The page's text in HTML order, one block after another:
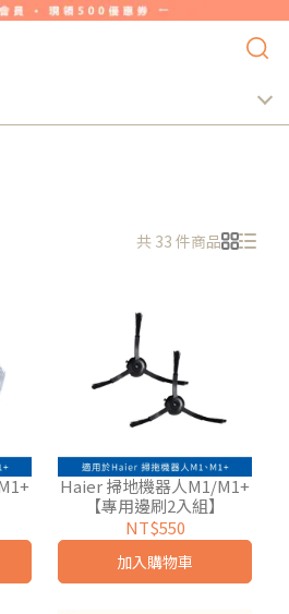
共 33 件商品
Haier 掃地機器人M1/M1+
【專用邊刷2入組】
NT$550
加入購物車